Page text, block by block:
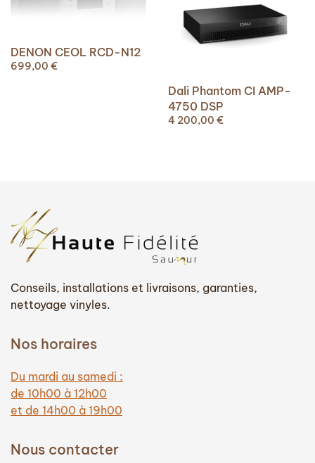
DENON CEOL RCD-N12
699,00 €
Dali Phantom CI AMP-
4750 DSP
4 200,00 €
Conseils, installations et livraisons, garanties,
nettoyage vinyles.
Nos horaires
Du mardi au samedi :
de 10h00 à 12h00
et de 14h00 à 19h00
Nous contacter